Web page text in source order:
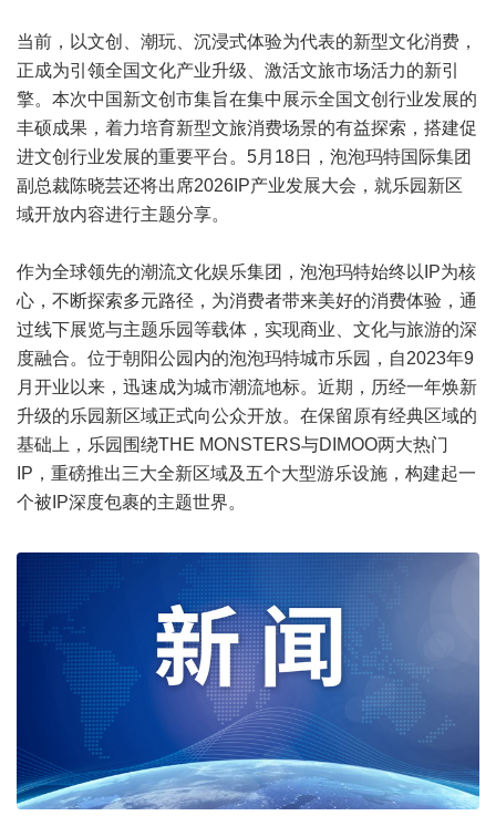
当前，以文创、潮玩、沉浸式体验为代表的新型文化消费，
正成为引领全国文化产业升级、激活文旅市场活力的新引
擎。本次中国新文创市集旨在集中展示全国文创行业发展的
丰硕成果，着力培育新型文旅消费场景的有益探索，搭建促
进文创行业发展的重要平台。5月18日，泡泡玛特国际集团
副总裁陈晓芸还将出席2026IP产业发展大会，就乐园新区
域开放内容进行主题分享。
作为全球领先的潮流文化娱乐集团，泡泡玛特始终以IP为核
心，不断探索多元路径，为消费者带来美好的消费体验，通
过线下展览与主题乐园等载体，实现商业、文化与旅游的深
度融合。位于朝阳公园内的泡泡玛特城市乐园，自2023年9
月开业以来，迅速成为城市潮流地标。近期，历经一年焕新
升级的乐园新区域正式向公众开放。在保留原有经典区域的
基础上，乐园围绕THE MONSTERS与DIMOO两大热门
IP，重磅推出三大全新区域及五个大型游乐设施，构建起一
个被IP深度包裹的主题世界。